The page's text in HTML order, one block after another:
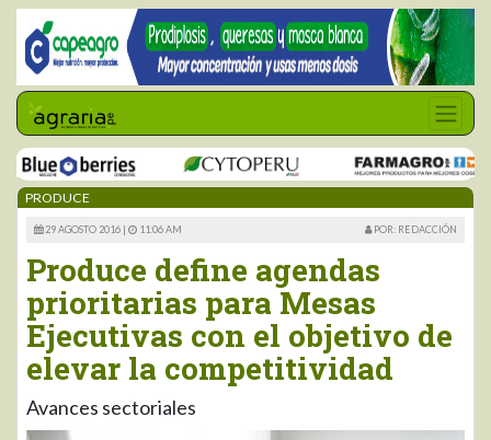
PRODUCE
29 AGOSTO 2016 | 11:06 AM POR: REDACCIÓN
Produce define agendas
prioritarias para Mesas
Ejecutivas con el objetivo de
elevar la competitividad
Avances sectoriales